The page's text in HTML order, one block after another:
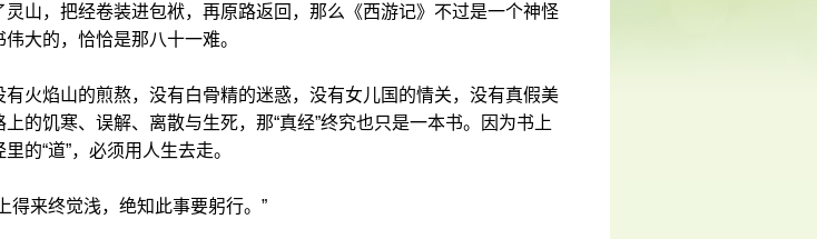
山，把经卷装进包袱，再原路返回，那么《西游记》不过是一个神怪
大的，恰恰是那八十一难。
火焰山的煎熬，没有白骨精的迷惑，没有女儿国的情关，没有真假美
的饥寒、误解、离散与生死，那“真经”终究也只是一本书。因为书上
的“道”，必须用人生去走。
得来终觉浅，绝知此事要躬行。”